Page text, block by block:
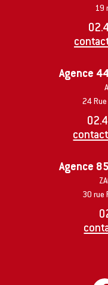
19
Agence 44
24
Agence 85
30 rue